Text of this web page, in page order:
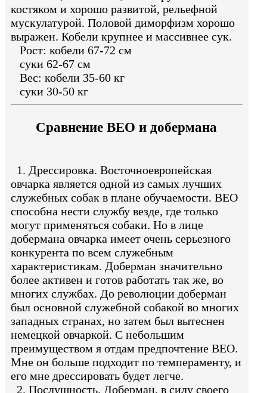
костяком и хорошо развитой, рельефной
мускулатурой. Половой диморфизм хорошо
выражен. Кобели крупнее и массивнее сук.
Рост: кобели 67-72 см
суки 62-67 см
Вес: кобели 35-60 кг
суки 30-50 кг
Сравнение ВЕО и добермана
1. Дрессировка. Восточноевропейская
овчарка является одной из самых лучших
служебных собак в плане обучаемости. ВЕО
способна нести службу везде, где только
могут применяться собаки. Но в лице
добермана овчарка имеет очень серьезного
конкурента по всем служебным
характеристикам. Доберман значительно
более активен и готов работать так же, во
многих службах. До революции доберман
был основной служебной собакой во многих
западных странах, но затем был вытеснен
немецкой овчаркой. С небольшим
преимуществом я отдам предпочтение ВЕО.
Мне он больше подходит по темпераменту, и
его мне дрессировать будет легче.
2. Послушность. Доберман, в силу своего